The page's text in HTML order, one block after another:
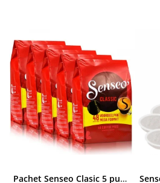
Pachet Senseo Clasic 5 pungi x 48 paduri